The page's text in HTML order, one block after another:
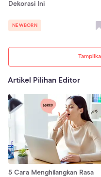
Dekorasi Ini
NEWBORN
Artikel Pilihan Editor
5 Cara Menghilangkan Rasa